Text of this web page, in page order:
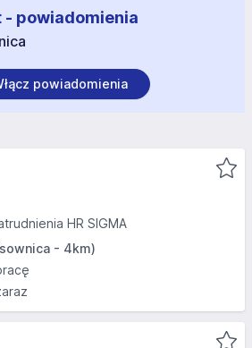
- powiadomienia
powiadomienia
HR SIGMA
- 4km)